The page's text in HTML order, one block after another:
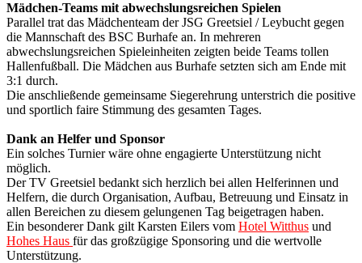
Mädchen‑Teams mit abwechslungsreichen Spielen
Parallel trat das Mädchenteam der JSG Greetsiel / Leybucht gegen
die Mannschaft des BSC Burhafe an. In mehreren
abwechslungsreichen Spieleinheiten zeigten beide Teams tollen
Hallenfußball. Die Mädchen aus Burhafe setzten sich am Ende mit
3:1 durch.
Die anschließende gemeinsame Siegerehrung unterstrich die positive
und sportlich faire Stimmung des gesamten Tages.
Dank an Helfer und Sponsor
Ein solches Turnier wäre ohne engagierte Unterstützung nicht
möglich.
Der TV Greetsiel bedankt sich herzlich bei allen Helferinnen und
Helfern, die durch Organisation, Aufbau, Betreuung und Einsatz in
allen Bereichen zu diesem gelungenen Tag beigetragen haben.
Ein besonderer Dank gilt Karsten Eilers vom Hotel Witthus und
Hohes Haus für das großzügige Sponsoring und die wertvolle
Unterstützung.